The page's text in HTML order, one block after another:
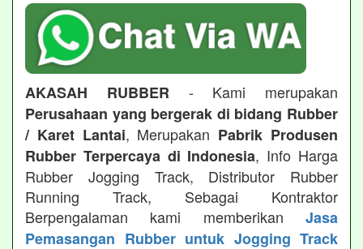
AKASAH RUBBER - Kami merupakan
Perusahaan yang bergerak di bidang Rubber
/ Karet Lantai, Merupakan Pabrik Produsen
Rubber Terpercaya di Indonesia, Info Harga
Rubber Jogging Track, Distributor Rubber
Running Track, Sebagai Kontraktor
Berpengalaman kami memberikan Jasa
Pemasangan Rubber untuk Jogging Track